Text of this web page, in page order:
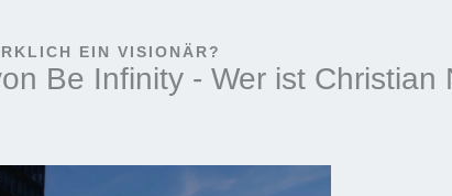
EIN VISIONÄR?
Be Infinity - Wer ist Christian